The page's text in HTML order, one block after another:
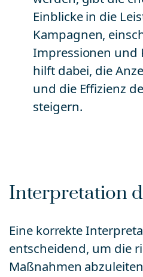
Einblicke in die
Kampagnen,
Impressionen und
hilft dabei, die
und die Effizienz
steigern.
Interpretation
Eine korrekte
entscheidend, um die
Maßnahmen